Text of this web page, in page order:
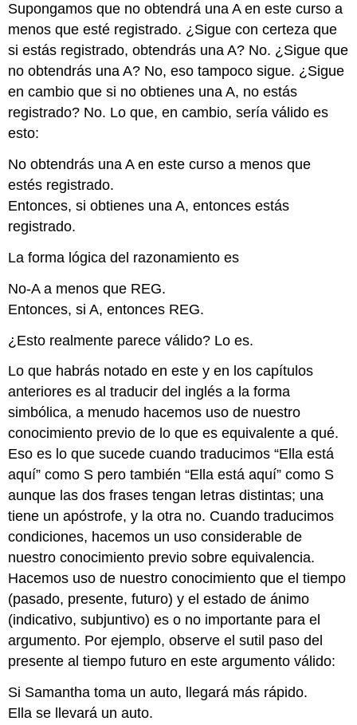
Supongamos que no obtendrá una A en este curso a
menos que esté registrado. ¿Sigue con certeza que
si estás registrado, obtendrás una A? No. ¿Sigue que
no obtendrás una A? No, eso tampoco sigue. ¿Sigue
en cambio que si no obtienes una A, no estás
registrado? No. Lo que, en cambio, sería válido es
esto:
No obtendrás una A en este curso a menos que
estés registrado.
Entonces, si obtienes una A, entonces estás
registrado.
La forma lógica del razonamiento es
No-A a menos que REG.
Entonces, si A, entonces REG.
¿Esto realmente parece válido? Lo es.
Lo que habrás notado en este y en los capítulos
anteriores es al traducir del inglés a la forma
simbólica, a menudo hacemos uso de nuestro
conocimiento previo de lo que es equivalente a qué.
Eso es lo que sucede cuando traducimos “Ella está
aquí” como S pero también “Ella está aquí” como S
aunque las dos frases tengan letras distintas; una
tiene un apóstrofe, y la otra no. Cuando traducimos
condiciones, hacemos un uso considerable de
nuestro conocimiento previo sobre equivalencia.
Hacemos uso de nuestro conocimiento que el tiempo
(pasado, presente, futuro) y el estado de ánimo
(indicativo, subjuntivo) es o no importante para el
argumento. Por ejemplo, observe el sutil paso del
presente al tiempo futuro en este argumento válido:
Si Samantha toma un auto, llegará más rápido.
Ella se llevará un auto.